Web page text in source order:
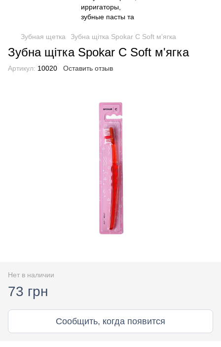
Зубная щетка Зубна щітка Spokar C Soft м'ягка
Зубна щітка Spokar C Soft м'ягка
Артикул: 10020 Оставить отзыв
Нет в наличии
73 грн
Сообщить, когда появится